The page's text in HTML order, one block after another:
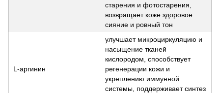
старения и фотостарения,
возвращает коже здоровое
сияние и ровный тон
L-аргинин
улучшает микроциркуляцию и
насыщение тканей
кислородом, способствует
регенерации кожи и
укреплению иммунной
системы, поддерживает синтез